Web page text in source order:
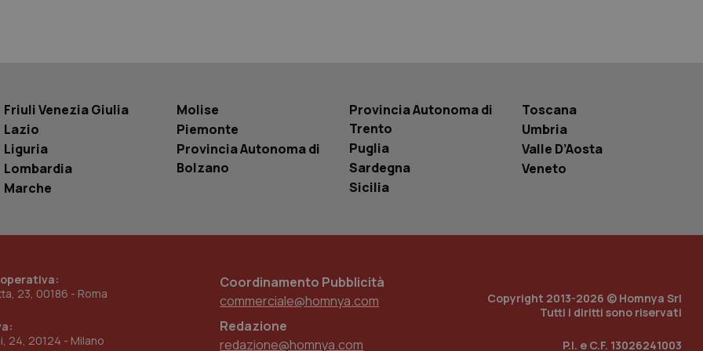
Friuli Venezia Giulia
Lazio
Liguria
Lombardia
Marche
Molise
Piemonte
Provincia Autonoma di
Bolzano
Provincia Autonoma di
Trento
Puglia
Sardegna
Sicilia
Toscana
Umbria
Valle D’Aosta
Veneto
23, 00186 - Roma
24, 20124 - Milano
Coordinamento Pubblicità
commerciale@homnya.com
Redazione
redazione@homnya.com
Copyright 2013-2026 © Homnya Srl
Tutti i diritti sono riservati
P.I. e C.F. 13026241003
provider WelfareLink.